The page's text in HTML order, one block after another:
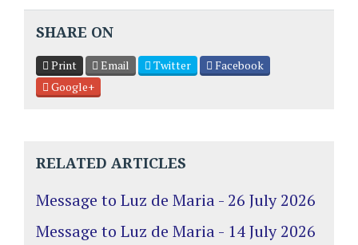
SHARE ON
Print Email Twitter
Facebook
Google+
RELATED ARTICLES
Message to Luz de Maria - 26 July 2026
Message to Luz de Maria - 14 July 2026